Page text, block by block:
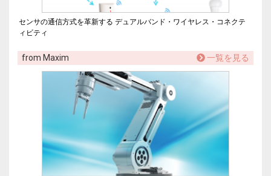
センサの通信方式を革新する デュアルバンド・ワイヤレス・コネクテ
ィビティ
from Maxim 一覧を見る